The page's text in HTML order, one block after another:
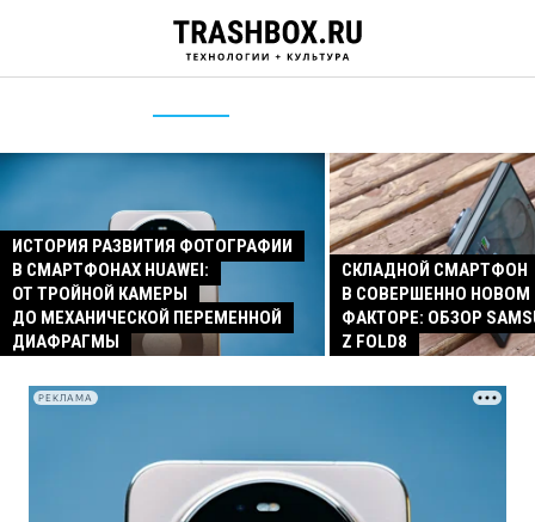
ИСТОРИЯ РАЗВИТИЯ ФОТОГРАФИИ
В СМАРТФОНАХ HUAWEI:
ОТ ТРОЙНОЙ КАМЕРЫ
ДО МЕХАНИЧЕСКОЙ ПЕРЕМЕННОЙ
ДИАФРАГМЫ
СКЛАДНОЙ СМАРТФОН
В СОВЕРШЕННО
ФАКТОРЕ: ОБЗОР
Z FOLD8
РЕКЛАМА